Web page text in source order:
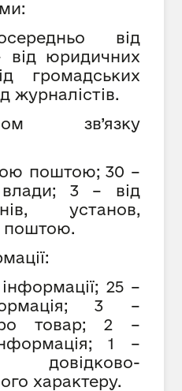
від
від юридичних
громадських
журналістів.
зв’язку
поштою; 30 –
3 – від
установ,
поштою.
25 –
3 –
товар; 2 –
1 –
довідково-
характеру.